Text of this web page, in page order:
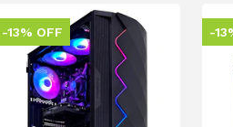
-13% OFF -